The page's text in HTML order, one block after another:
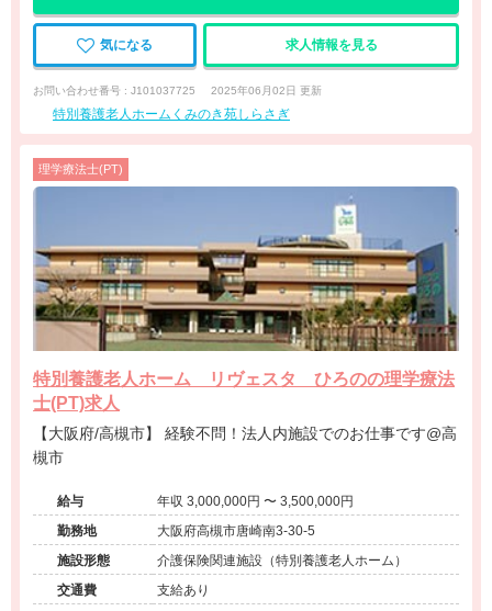
気になる 求人情報を見る
お問い合わせ番号 : J101037725 2025年06月02日 更新
特別養護老人ホームくみのき苑しらさぎ
理学療法士(PT)
特別養護老人ホーム リヴェスタ ひろのの理学療法
士(PT)求人
【大阪府/高槻市】 経験不問！法人内施設でのお仕事です@高
槻市
給与
年収 3,000,000円 〜 3,500,000円
勤務地
大阪府高槻市唐崎南3-30-5
施設形態
介護保険関連施設（特別養護老人ホーム）
交通費
支給あり